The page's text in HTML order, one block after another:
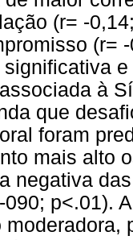
(r= -
(r=
à
que
foram
mais alto
negativa
p<.01).
moderadora,